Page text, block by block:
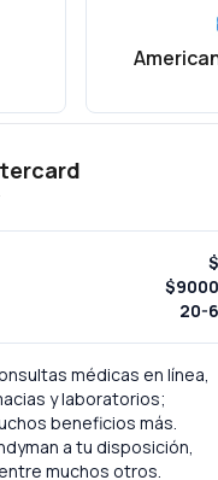
20-
médicas en línea,
y laboratorios;
beneficios más.
a tu disposición,
muchos otros.